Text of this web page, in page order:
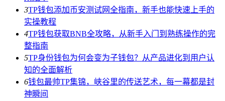
3TP钱包添加币安测试网全指南，新手也能快速上手的
实操教程
4TP钱包获取BNB全攻略，从新手入门到熟练操作的完
整指南
5TP身份钱包为何会变为子钱包？从产品进化到用户认
知的全面解析
6钱包最帅TP集锦，峡谷里的传送艺术，每一幕都是封
神瞬间